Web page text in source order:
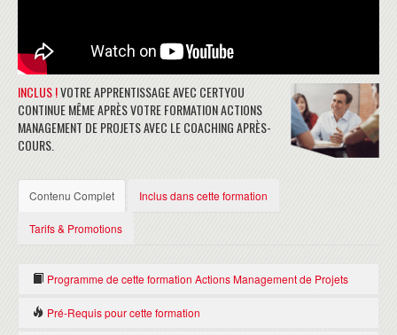
INCLUS !VOTRE APPRENTISSAGE AVEC CERTYOU
CONTINUE MÊME APRÈS VOTRE FORMATION ACTIONS
MANAGEMENT DE PROJETS AVEC LE COACHING APRÈS-
COURS.
Contenu Complet Inclus dans cette formation
Tarifs & Promotions
Programme de cette formation Actions Management de Projets
Pourquoi Prince2® ?
Pré-Requis pour cette formation